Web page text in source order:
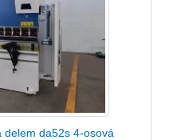
delem da52s 4-osová